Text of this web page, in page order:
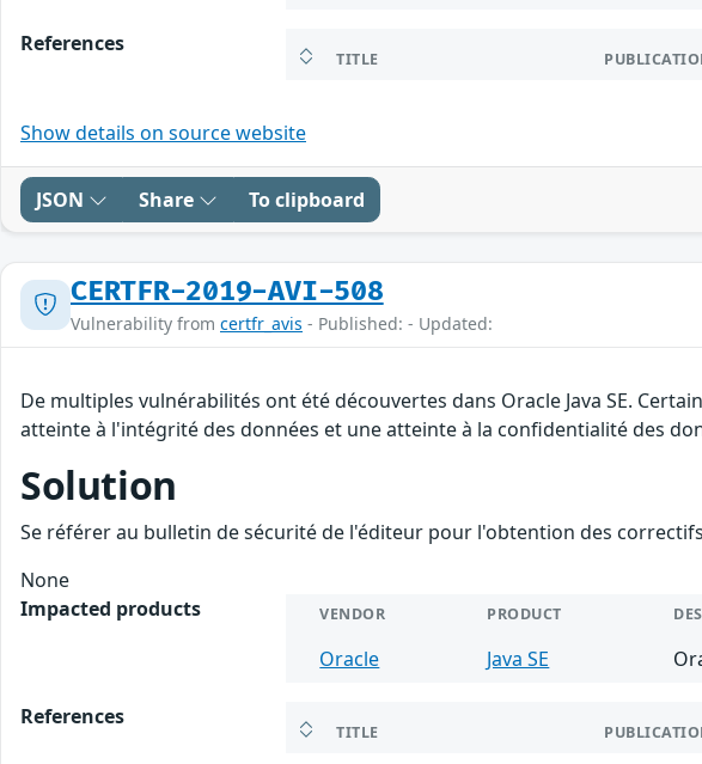
References
TITLE
Show details on source website
JSON Share To clipboard
CERTFR-2019-AVI-508
Vulnerability from certfr_avis - Published: - Updated:
De multiples vulnérabilités ont été découvertes dans Oracle Java SE.
atteinte à l'intégrité des données et une atteinte à la confidentialité des
Solution
Se référer au bulletin de sécurité de l'éditeur pour l'obtention des
None
Impacted products
VENDOR PRODUCT
Oracle Java SE
References
TITLE